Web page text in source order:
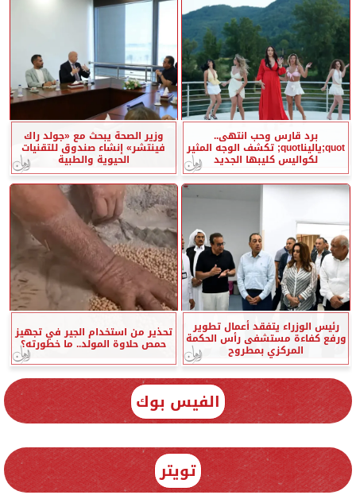
برد قارس وحب انتهى..
quot;ياليناquot; تكشف الوجه المثير
لكواليس كليبها الجديد
وزير الصحة يبحث مع «جولد راك
فينتشر» إنشاء صندوق للتقنيات
الحيوية والطبية
رئيس الوزراء يتفقد أعمال تطوير
ورفع كفاءة مستشفى رأس الحكمة
المركزي بمطروح
تحذير من استخدام الجير في تجهيز
حمص حلاوة المولد.. ما خطورته؟
الفيس بوك
تويتر